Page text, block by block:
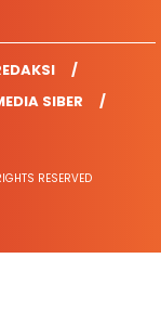
SIBER
RESERVED